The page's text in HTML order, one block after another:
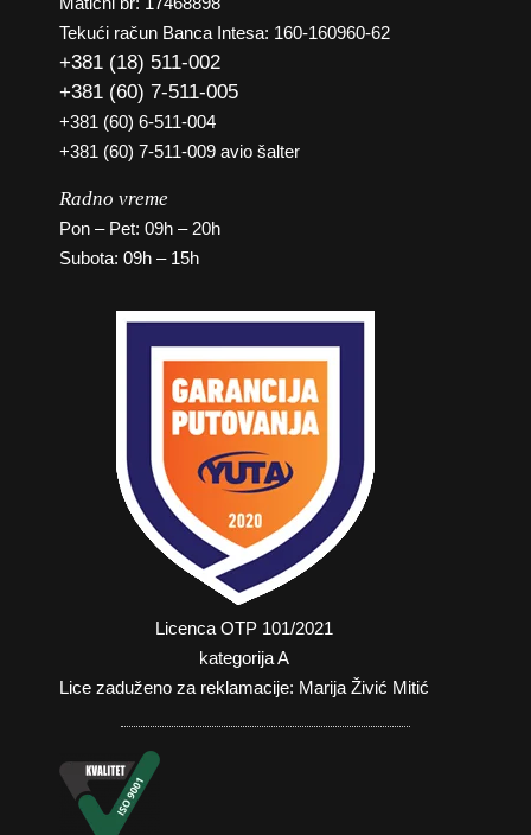
Tekući račun Banca Intesa: 160-160960-62
+381 (18) 511-002
+381 (60) 7-511-005
+381 (60) 6-511-004
+381 (60) 7-511-009 avio šalter
Radno vreme
Pon – Pet: 09h – 20h
Subota: 09h – 15h
Licenca OTP 101/2021
kategorija A
Lice zaduženo za reklamacije: Marija Živić Mitić